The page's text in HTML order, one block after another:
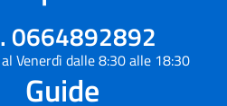
0664892892
Venerdì dalle 8:30 alle 18:30
Guide